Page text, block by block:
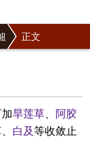
正文
旱莲草、 阿胶
、 白及等收敛止